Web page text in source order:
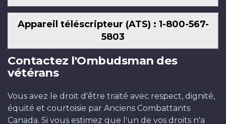
Appareil téléscripteur (ATS) : 1-800-567-
5803
Contactez l'Ombudsman des
vétérans
Vous avez le droit d'être traité avec respect, dignité,
équité et courtoisie par Anciens Combattants
Canada. Si vous estimez que l'un de vos droits n'a